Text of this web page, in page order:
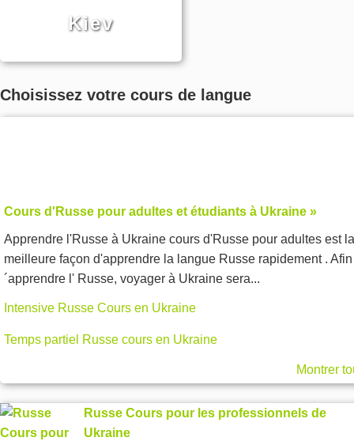
Kiev
Choisissez votre cours de langue
Cours d'Russe pour adultes et étudiants à Ukraine »
Apprendre l'Russe à Ukraine cours d'Russe pour adultes est la
meilleure façon d'apprendre la langue Russe rapidement .
´apprendre l' Russe, voyager à Ukraine sera...
Intensive Russe Cours en Ukraine
Temps partiel Russe cours en Ukraine
Montrer
Russe Cours pour les professionnels de
Ukraine